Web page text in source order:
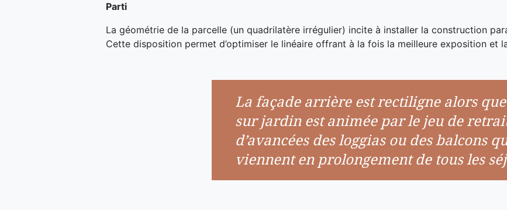
Parti
La géométrie de la parcelle (un quadrilatère irrégulier) incite à installer la construction
Cette disposition permet d’optimiser le linéaire offrant à la fois la meilleure exposition et
La façade arrière est rectiligne alors
sur jardin est animée par le jeu de
d’avancées des loggias ou des balcons
viennent en prolongement de tous les